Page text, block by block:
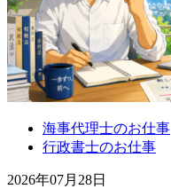
海事代理士のお仕事
行政書士のお仕事
2026年07月28日